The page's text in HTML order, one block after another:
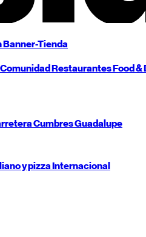
Banner-Tienda
ComunidadRestaurantesFood &
CumbresGuadalupe
y pizzaInternacional